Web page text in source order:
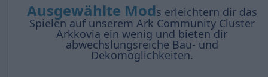
Ausgewählte Mods erleichtern dir das
Spielen auf unserem Ark Community Cluster
Arkkovia ein wenig und bieten dir
abwechslungsreiche Bau- und
Dekomöglichkeiten.